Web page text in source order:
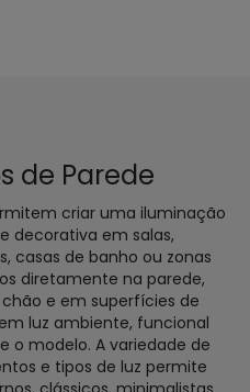
de Parede
criar uma iluminação
decorativa em salas,
casas de banho ou zonas
diretamente na parede,
e em superfícies de
luz ambiente, funcional
o modelo. A variedade de
e tipos de luz permite